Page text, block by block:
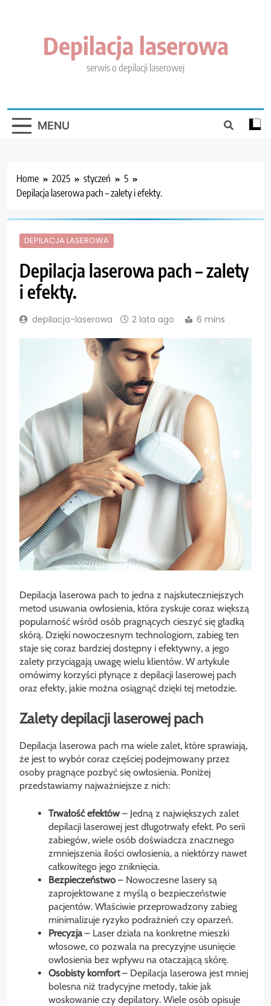
Depilacja laserowa
serwis o depilacji laserowej
MENU
Home 2025 styczeń
5
Depilacja laserowa pach – zalety i efekty.
DEPILACJA LASEROWA
Depilacja laserowa pach – zalety
i efekty.
depilacja-laserowa 2 lata ago 6 mins
Depilacja laserowa pach to jedna z najskuteczniejszych
metod usuwania owłosienia, która zyskuje coraz większą
popularność wśród osób pragnących cieszyć się gładką
skórą. Dzięki nowoczesnym technologiom, zabieg ten
staje się coraz bardziej dostępny i efektywny, a jego
zalety przyciągają uwagę wielu klientów. W artykule
omówimy korzyści płynące z depilacji laserowej pach
oraz efekty, jakie można osiągnąć dzięki tej metodzie.
Zalety depilacji laserowej pach
Depilacja laserowa pach ma wiele zalet, które sprawiają,
że jest to wybór coraz częściej podejmowany przez
osoby pragnące pozbyć się owłosienia. Poniżej
przedstawiamy najważniejsze z nich:
Trwałość efektów – Jedną z największych zalet
depilacji laserowej jest długotrwały efekt. Po serii
zabiegów, wiele osób doświadcza znacznego
zmniejszenia ilości owłosienia, a niektórzy nawet
całkowitego jego zniknięcia.
Bezpieczeństwo – Nowoczesne lasery są
zaprojektowane z myślą o bezpieczeństwie
pacjentów. Właściwie przeprowadzony zabieg
minimalizuje ryzyko podrażnień czy oparzeń.
Precyzja– Laser działa na konkretne mieszki
włosowe, co pozwala na precyzyjne usunięcie
owłosienia bez wpływu na otaczającą skórę.
Osobisty komfort– Depilacja laserowa jest mniej
bolesna niż tradycyjne metody, takie jak
woskowanie czy depilatory. Wiele osób opisuje